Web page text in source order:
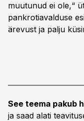
muutunud ei ole,“
pankrotiavalduse
ärevust ja palju
See teema pakub
ja saad alati